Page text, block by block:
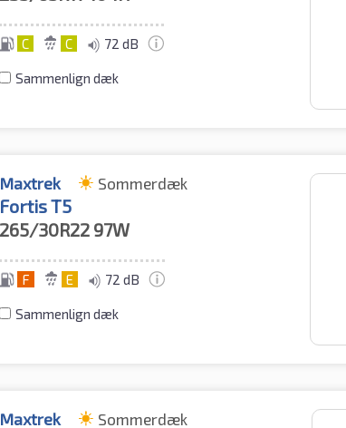
C C 72 dB
Sammenlign dæk
Maxtrek Sommerdæk
Fortis T5
265/30R22 97W
F E 72 dB
Sammenlign dæk
Maxtrek Sommerdæk